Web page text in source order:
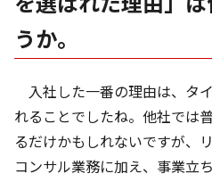
うか。
入社した一番の理由は、タ
れることでしたね。他社では
るだけかもしれないですが、
コンサル業務に加え、事業立